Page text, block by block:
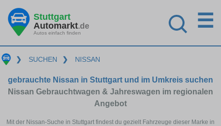
Stuttgart
Automarkt.de
Autos einfach finden
☰
❯ SUCHEN ❯ NISSAN
gebrauchte Nissan in Stuttgart und im Umkreis suchen
Nissan Gebrauchtwagen & Jahreswagen im regionalen
Angebot
Mit der Nissan-Suche in Stuttgart findest du gezielt Fahrzeuge dieser Marke in